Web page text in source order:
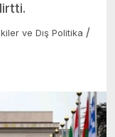
ve Dış Politika /